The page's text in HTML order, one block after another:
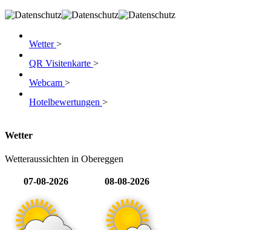
Wetter>
QR Visitenkarte >
Webcam >
Hotelbewertungen >
Wetter
Wetteraussichten in Obereggen
07-08-2026 08-08-2026